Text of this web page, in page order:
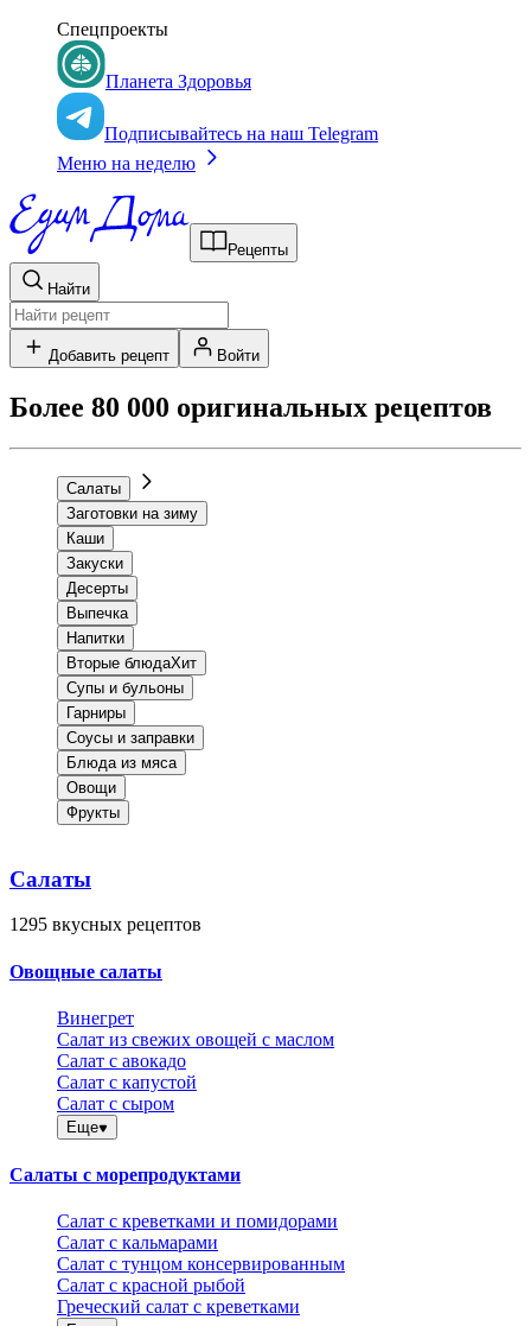
Спецпроекты
Планета Здоровья
Подписывайтесь на наш Telegram
Меню на неделю
Рецепты
Найти
Добавить рецепт Войти
Более 80 000 оригинальных рецептов
Салаты
Заготовки на зиму
Каши
Закуски
Десерты
Выпечка
Напитки
Вторые блюдаХит
Супы и бульоны
Гарниры
Соусы и заправки
Блюда из мяса
Овощи
Фрукты
Салаты
1295 вкусных рецептов
Овощные салаты
Винегрет
Салат из свежих овощей с маслом
Салат с авокадо
Салат с капустой
Салат с сыром
Еще
Салаты с морепродуктами
Салат с креветками и помидорами
Салат с кальмарами
Салат с тунцом консервированным
Салат с красной рыбой
Греческий салат с креветками